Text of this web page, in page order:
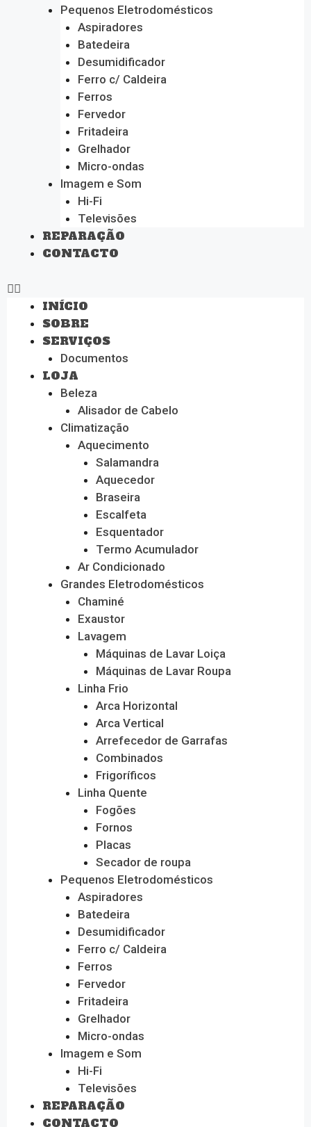
Pequenos Eletrodomésticos
Aspiradores
Batedeira
Desumidificador
Ferro c/ Caldeira
Ferros
Fervedor
Fritadeira
Grelhador
Micro-ondas
Imagem e Som
Hi-Fi
Televisões
REPARAÇÃO
CONTACTO
INÍCIO
SOBRE
SERVIÇOS
Documentos
LOJA
Beleza
Alisador de Cabelo
Climatização
Aquecimento
Salamandra
Aquecedor
Braseira
Escalfeta
Esquentador
Termo Acumulador
Ar Condicionado
Grandes Eletrodomésticos
Chaminé
Exaustor
Lavagem
Máquinas de Lavar Loiça
Máquinas de Lavar Roupa
Linha Frio
Arca Horizontal
Arca Vertical
Arrefecedor de Garrafas
Combinados
Frigoríficos
Linha Quente
Fogões
Fornos
Placas
Secador de roupa
Pequenos Eletrodomésticos
Aspiradores
Batedeira
Desumidificador
Ferro c/ Caldeira
Ferros
Fervedor
Fritadeira
Grelhador
Micro-ondas
Imagem e Som
Hi-Fi
Televisões
REPARAÇÃO
CONTACTO